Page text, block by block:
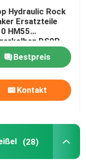
Hydraulic Rock
Ersatzteile
HM55
DS9P
Bestpreis
Kontakt
(28)